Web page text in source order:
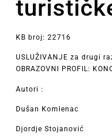
KB broj: 22716
USLUŽIVANJE za drugi
OBRAZOVNI PROFIL:
Autori :
Dušan Komlenac
Djordje Stojanović